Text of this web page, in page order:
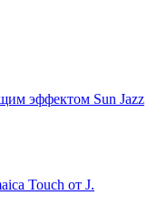
эффектом Sun Jazz